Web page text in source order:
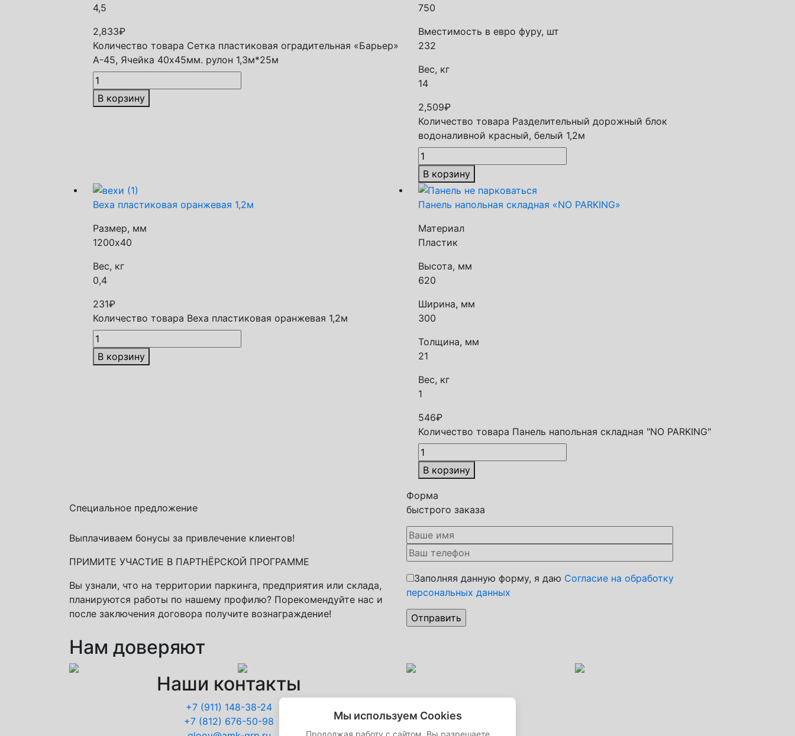
4,5
2,833₽
Количество товара Сетка пластиковая оградительная «Барьер»
А-45, Ячейка 40х45мм. рулон 1,3м*25м
В корзину
750
Вместимость в евро фуру, шт
232
Вес, кг
14
2,509₽
Количество товара Разделительный дорожный блок
водоналивной красный, белый 1,2м
В корзину
Веха пластиковая оранжевая 1,2м
Размер, мм
1200х40
Вес, кг
0,4
231₽
Количество товара Веха пластиковая оранжевая 1,2м
В корзину
Панель напольная складная «NO PARKING»
Материал
Пластик
Высота, мм
620
Ширина, мм
300
Толщина, мм
21
Вес, кг
1
546₽
Количество товара Панель напольная складная "NO PARKING"
В корзину
Специальное предложение
Выплачиваем бонусы за привлечение клиентов!
ПРИМИТЕ УЧАСТИЕ В ПАРТНЁРСКОЙ ПРОГРАММЕ
Вы узнали, что на территории паркинга, предприятия или склада,
планируются работы по нашему профилю? Порекомендуйте нас и
после заключения договора получите вознаграждение!
Форма
быстрого заказа
Заполняя данную форму, я даю Согласие на обработку
персональных данных
Нам доверяют
Наши контакты
+7 (911) 148-38-24
+7 (812) 676-50-98
Мы используем Cookies
Продолжая работу с сайтом, Вы разрешаете